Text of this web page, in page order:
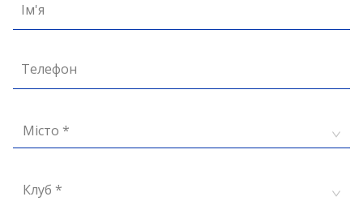
Ім'я
Телефон
Місто *
Клуб *